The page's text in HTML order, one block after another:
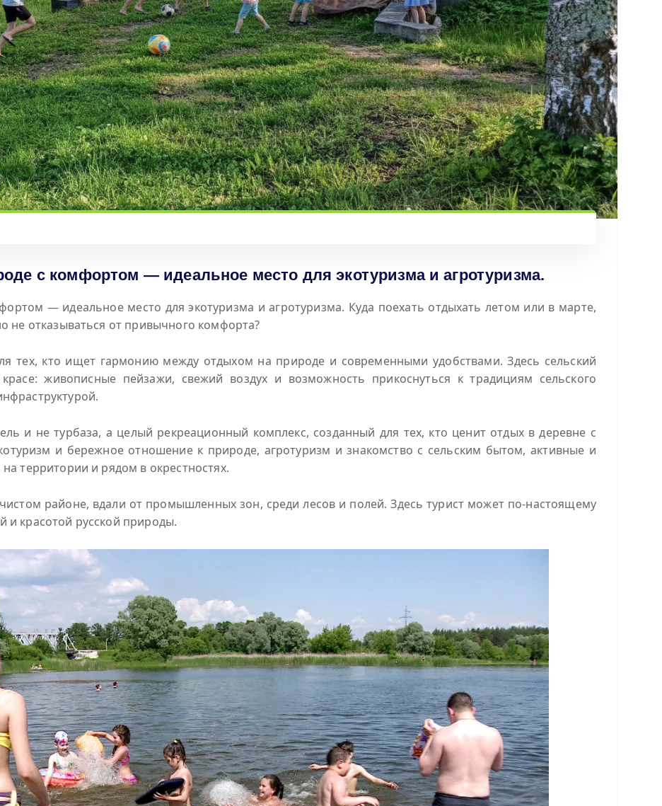
с комфортом — идеальное место для экотуризма и агротуризма.
— идеальное место для экотуризма и агротуризма. Куда поехать отдыхать летом или в марте,
не отказываться от привычного комфорта?
тех, кто ищет гармонию между отдыхом на природе и современными удобствами. Здесь сельский
живописные пейзажи, свежий воздух и возможность прикоснуться к традициям сельского
и не турбаза, а целый рекреационный комплекс, созданный для тех, кто ценит отдых в деревне с
и бережное отношение к природе, агротуризм и знакомство с сельским бытом, активные и
территории и рядом в окрестностях.
районе, вдали от промышленных зон, среди лесов и полей. Здесь турист может по-настоящему
и красотой русской природы.